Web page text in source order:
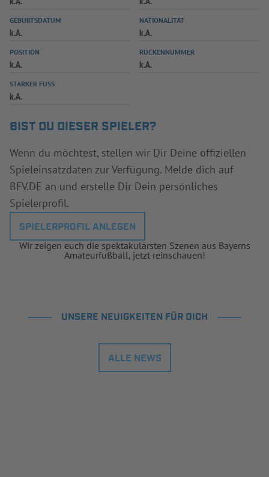
SPIELPLUS
GEBURTSDATUM
k.A.
NATIONALITÄT
k.A.
POSITION
k.A.
RÜCKENNUMMER
k.A.
STARKER FUSS
k.A.
BIST DU DIESER SPIELER?
Wenn du möchtest, stellen wir Dir Deine offiziellen
Spieleinsatzdaten zur Verfügung. Melde dich auf
BFV.DE an und erstelle Dir Dein persönliches
Spielerprofil.
SPIELERPROFIL ANLEGEN
Wir zeigen euch die spektakulärsten Szenen aus Bayerns
Amateurfußball, jetzt reinschauen!
UNSERE NEUIGKEITEN FÜR DICH
ALLE NEWS